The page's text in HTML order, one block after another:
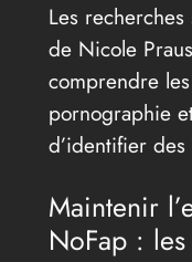
Les
de Nicole
comprendre
pornographie
d’identifier
Maintenir
NoFap :